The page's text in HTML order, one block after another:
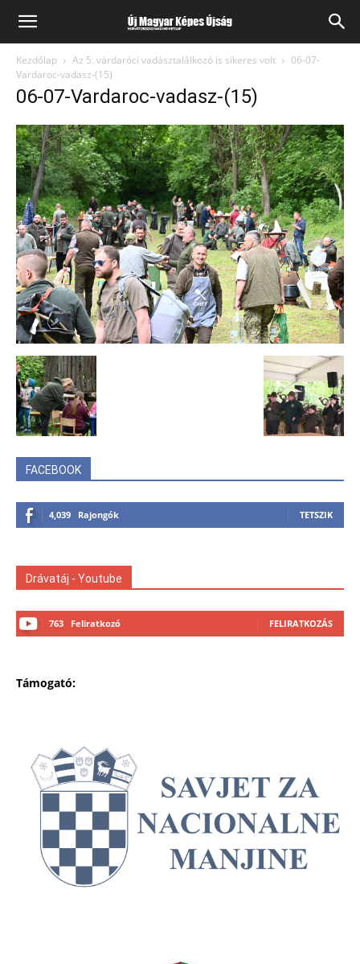
Kezdőlap Az 5. várdaróci vadásztalálkozó is sikeres volt
06-07-
Vardaroc-vadasz-(15)
06-07-Vardaroc-vadasz-(15)
FACEBOOK
4,039 Rajongók TETSZIK
Drávatáj - Youtube
763 Feliratkozó FELIRATKOZÁS
Támogató: